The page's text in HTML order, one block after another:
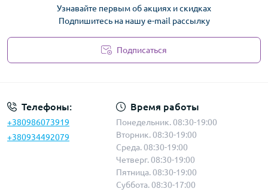
Узнавайте первым об акциях и скидках
Подпишитесь на нашу e-mail рассылку
Подписаться
Телефоны:
+380986073919
+380934492079
Время работы
Понедельник. 08:30-19:00
Вторник. 08:30-19:00
Среда. 08:30-19:00
Четверг. 08:30-19:00
Пятница. 08:30-19:00
Суббота. 08:30-17:00